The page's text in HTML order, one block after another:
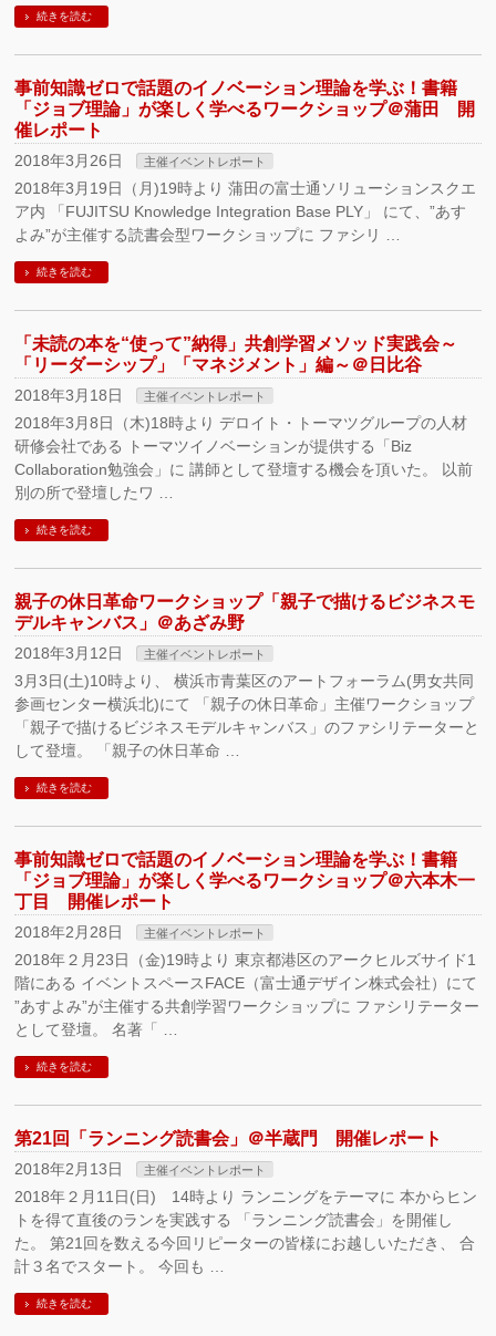
続きを読む
事前知識ゼロで話題のイノベーション理論を学ぶ！書籍
「ジョブ理論」が楽しく学べるワークショップ＠蒲田 開
催レポート
2018年3月26日 主催イベントレポート
2018年3月19日（月)19時より 蒲田の富士通ソリューションスクエ
ア内 「FUJITSU Knowledge Integration Base PLY」 にて、”あす
よみ”が主催する読書会型ワークショップに ファシリ …
続きを読む
「未読の本を“使って”納得」共創学習メソッド実践会～
「リーダーシップ」「マネジメント」編～＠日比谷
2018年3月18日 主催イベントレポート
2018年3月8日（木)18時より デロイト・トーマツグループの人材
研修会社である トーマツイノベーションが提供する「Biz
Collaboration勉強会」に 講師として登壇する機会を頂いた。 以前
別の所で登壇したワ …
続きを読む
親子の休日革命ワークショップ「親子で描けるビジネスモ
デルキャンバス」＠あざみ野
2018年3月12日 主催イベントレポート
3月3日(土)10時より、 横浜市青葉区のアートフォーラム(男女共同
参画センター横浜北)にて 「親子の休日革命」主催ワークショップ
「親子で描けるビジネスモデルキャンバス」のファシリテーターと
して登壇。 「親子の休日革命 …
続きを読む
事前知識ゼロで話題のイノベーション理論を学ぶ！書籍
「ジョブ理論」が楽しく学べるワークショップ＠六本木一
丁目 開催レポート
2018年2月28日 主催イベントレポート
2018年２月23日（金)19時より 東京都港区のアークヒルズサイド1
階にある イベントスペースFACE（富士通デザイン株式会社）にて
”あすよみ”が主催する共創学習ワークショップに ファシリテーター
として登壇。 名著「 …
続きを読む
第21回「ランニング読書会」＠半蔵門 開催レポート
2018年2月13日 主催イベントレポート
2018年２月11日(日) 14時より ランニングをテーマに 本からヒン
トを得て直後のランを実践する 「ランニング読書会」を開催し
た。 第21回を数える今回リピーターの皆様にお越しいただき、 合
計３名でスタート。 今回も …
続きを読む